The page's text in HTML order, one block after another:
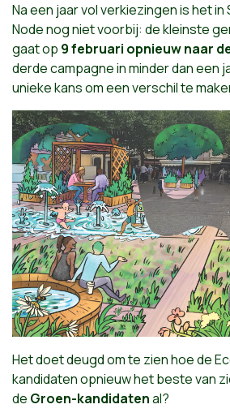
Na een jaar vol verkiezingen is het
Node nog niet voorbij: de kleinste
gaat op 9 februari opnieuw naar
derde campagne in minder dan een
unieke kans om een verschil te
Het doet deugd om te zien hoe de
kandidaten opnieuw het beste van
de Groen-kandidatenal?